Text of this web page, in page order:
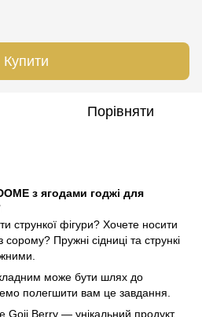
Купити
Порівняти
з ягодами годжі для
стрункої фігури? Хочете носити
сорому? Пружні сідниці та стрункі
може бути шлях до
полегшити вам це завдання.
Goji Berry — унікальний продукт,